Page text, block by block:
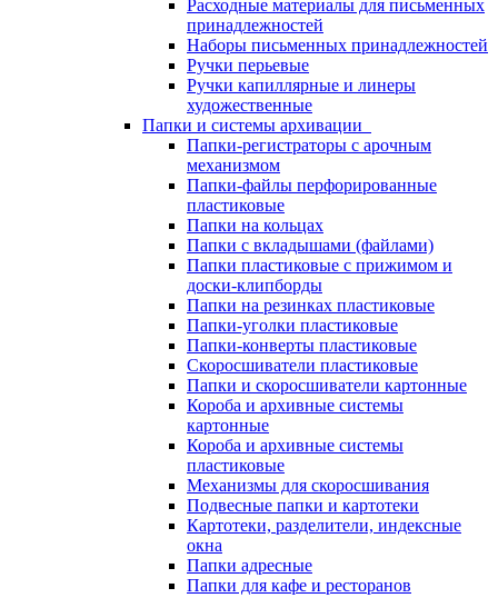
Расходные материалы для письменных
принадлежностей
Наборы письменных принадлежностей
Ручки перьевые
Ручки капиллярные и линеры
художественные
Папки и системы архивации
Папки-регистраторы с арочным
механизмом
Папки-файлы перфорированные
пластиковые
Папки на кольцах
Папки с вкладышами (файлами)
Папки пластиковые с прижимом и
доски-клипборды
Папки на резинках пластиковые
Папки-уголки пластиковые
Папки-конверты пластиковые
Скоросшиватели пластиковые
Папки и скоросшиватели картонные
Короба и архивные системы
картонные
Короба и архивные системы
пластиковые
Механизмы для скоросшивания
Подвесные папки и картотеки
Картотеки, разделители, индексные
окна
Папки адресные
Папки для кафе и ресторанов